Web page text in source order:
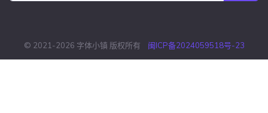
© 2021-2026 字体小镇 版权所有 闽ICP备2024059518号-23